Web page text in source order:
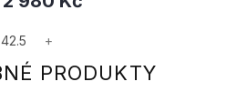
42.5 +